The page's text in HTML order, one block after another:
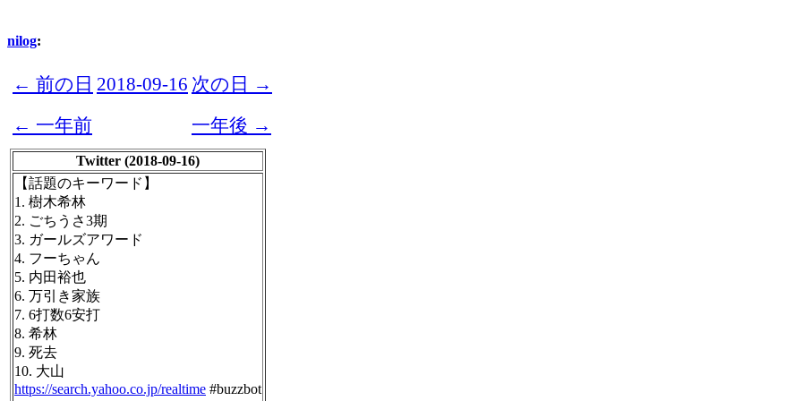
nilog:
← 前の日 2018-09-16 次の日 →
← 一年前
一年後 →
Twitter (2018-09-16)
【話題のキーワード】
1. 樹木希林
2. ごちうさ3期
3. ガールズアワード
4. フーちゃん
5. 内田裕也
6. 万引き家族
7. 6打数6安打
8. 希林
9. 死去
10. 大山
https://search.yahoo.co.jp/realtime #buzzbot